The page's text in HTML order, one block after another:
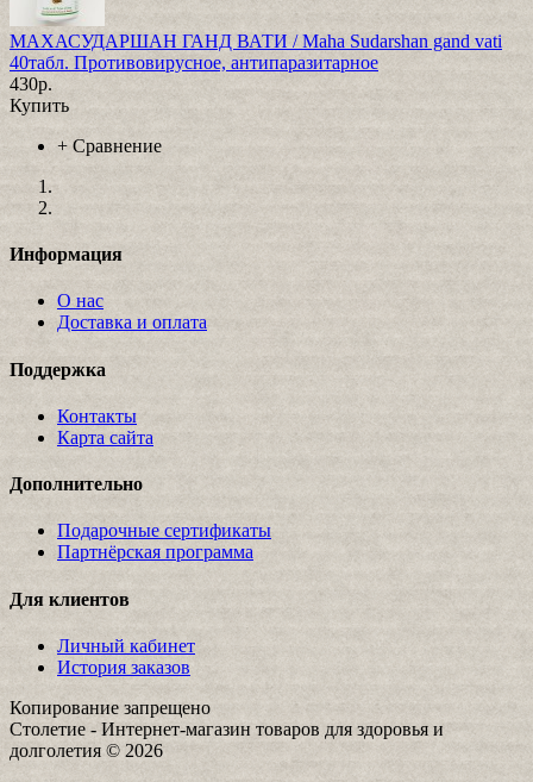
МАХАСУДАРШАН ГАНД ВАТИ / Maha Sudarshan gand vati
40табл. Противовирусное, антипаразитарное
430р.
Купить
+ Сравнение
Информация
О нас
Доставка и оплата
Поддержка
Контакты
Карта сайта
Дополнительно
Подарочные сертификаты
Партнёрская программа
Для клиентов
Личный кабинет
История заказов
Копирование запрещено
Столетие - Интернет-магазин товаров для здоровья и
долголетия © 2026